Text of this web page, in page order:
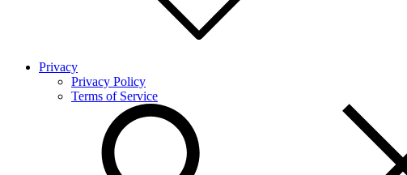
Privacy
Privacy Policy
Terms of Service